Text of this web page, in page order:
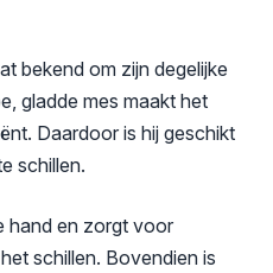
bekend om zijn degelijke
gladde mes maakt het
Daardoor is hij geschikt
schillen.
hand en zorgt voor
schillen. Bovendien is